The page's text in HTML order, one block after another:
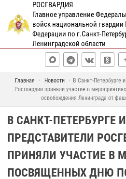
РОСГВАРДИЯ
Главное управление
войск национальной гвардии
Федерации по г.Санкт-
Ленинградской области
Главная Новости
В Санкт-Петербурге
Росгвардии приняли участие в
освобождения Ленинграда от
В САНКТ-ПЕТЕРБУРГЕ
ПРЕДСТАВИТЕЛИ
ПРИНЯЛИ УЧАСТИЕ В
ПОСВЯЩЕННЫХ ДНЮ